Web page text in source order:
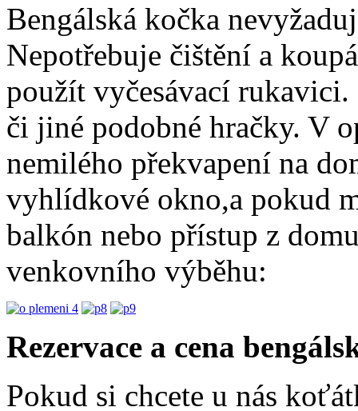
Bengálská kočka
Nepotřebuje čištění a
použít vyčesávací
či jiné podobné hračky. V
nemilého překvapení na
vyhlídkové okno,a pokud
balkón nebo přístup z
venkovního výběhu:
Rezervace a cena
Pokud si chcete u nás